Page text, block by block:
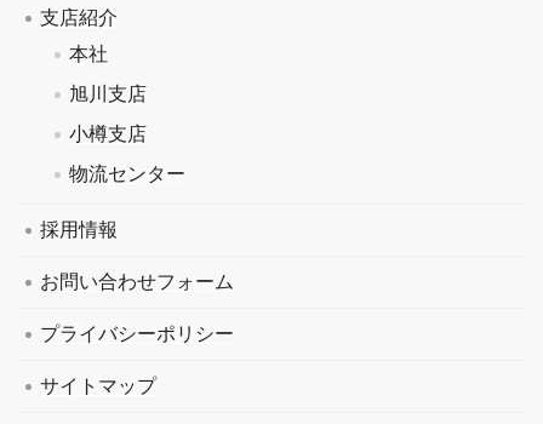
支店紹介
本社
旭川支店
小樽支店
物流センター
採用情報
お問い合わせフォーム
プライバシーポリシー
サイトマップ